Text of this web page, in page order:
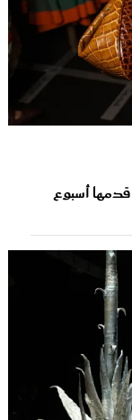
أسبوع